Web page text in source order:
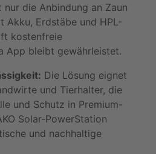
die Anbindung an Zaun
Akku, Erdstäbe und HPL-
kostenfreie
App bleibt gewährleistet.
Die Lösung eignet
und Tierhalter, die
und Schutz in Premium-
Solar-PowerStation
und nachhaltige